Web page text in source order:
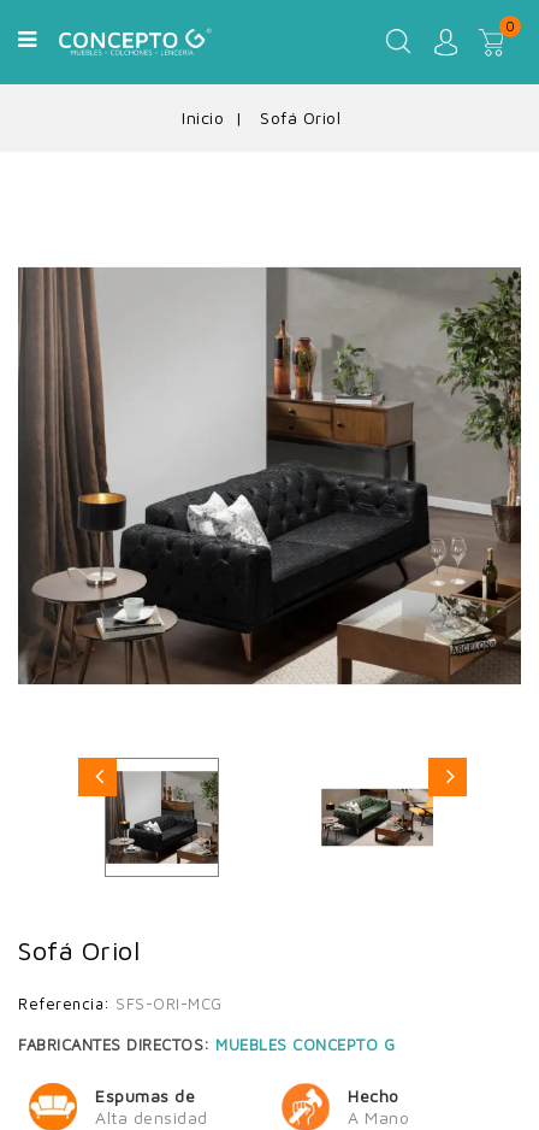
0
Inicio Sofá Oriol
Sofá Oriol
Referencia: SFS-ORI-MCG
FABRICANTES DIRECTOS: MUEBLES CONCEPTO G
Espumas de
Alta densidad
Hecho
A Mano